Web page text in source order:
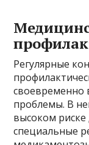
Регулярные
своевременно
проблемы. В
высоком риске
специальные